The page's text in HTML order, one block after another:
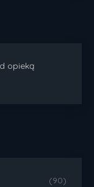
opieką
(90)